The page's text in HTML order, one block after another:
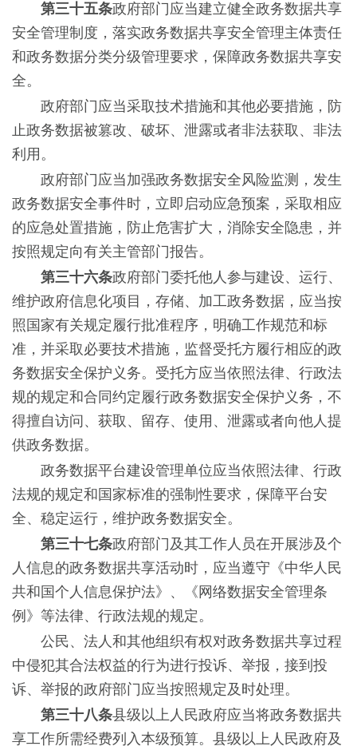
第三十五条政府部门应当建立健全政务数据共享
安全管理制度，落实政务数据共享安全管理主体责任
和政务数据分类分级管理要求，保障政务数据共享安
全。
政府部门应当采取技术措施和其他必要措施，防
止政务数据被篡改、破坏、泄露或者非法获取、非法
利用。
政府部门应当加强政务数据安全风险监测，发生
政务数据安全事件时，立即启动应急预案，采取相应
的应急处置措施，防止危害扩大，消除安全隐患，并
按照规定向有关主管部门报告。
第三十六条政府部门委托他人参与建设、运行、
维护政府信息化项目，存储、加工政务数据，应当按
照国家有关规定履行批准程序，明确工作规范和标
准，并采取必要技术措施，监督受托方履行相应的政
务数据安全保护义务。受托方应当依照法律、行政法
规的规定和合同约定履行政务数据安全保护义务，不
得擅自访问、获取、留存、使用、泄露或者向他人提
供政务数据。
政务数据平台建设管理单位应当依照法律、行政
法规的规定和国家标准的强制性要求，保障平台安
全、稳定运行，维护政务数据安全。
第三十七条政府部门及其工作人员在开展涉及个
人信息的政务数据共享活动时，应当遵守《中华人民
共和国个人信息保护法》、《网络数据安全管理条
例》等法律、行政法规的规定。
公民、法人和其他组织有权对政务数据共享过程
中侵犯其合法权益的行为进行投诉、举报，接到投
诉、举报的政府部门应当按照规定及时处理。
第三十八条县级以上人民政府应当将政务数据共
享工作所需经费列入本级预算。县级以上人民政府及